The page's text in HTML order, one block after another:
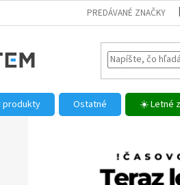
PREDÁVANÉ ZNAČKY
produkty Ostatné ☀️ Letné